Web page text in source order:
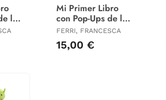
la
Mi Primer Libro
con Pop-Ups de la
Granja
FERRI, FRANCESCA
15,00 €